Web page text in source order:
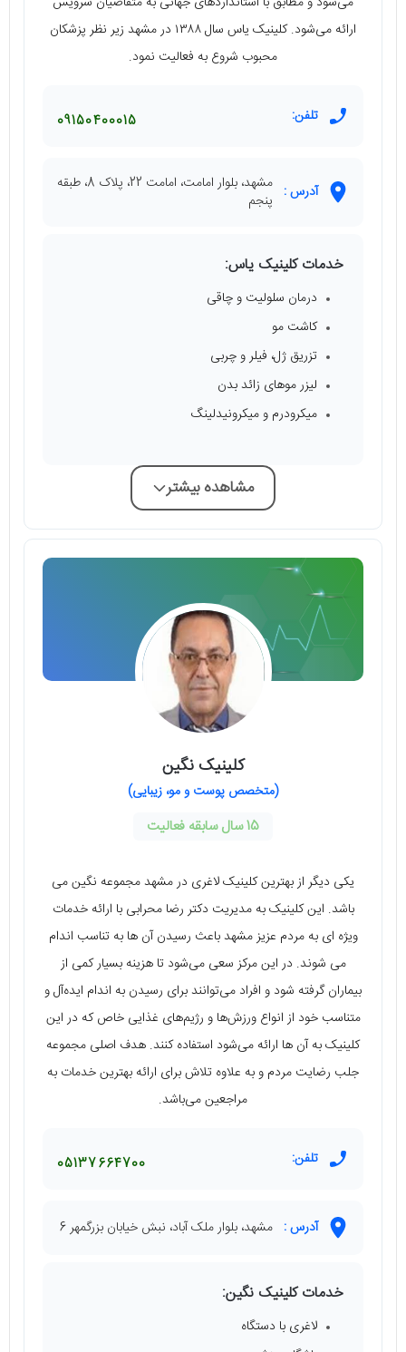
ارائه می‌شود. کلینیک یاس سال ۱۳۸۸ در مشهد زیر نظر پزشکان
محبوب شروع به فعالیت نمود.
تلفن: 09150400015
آدرس :
مشهد، بلوار امامت، امامت 22، پلاک 8، طبقه
پنجم
خدمات کلینیک یاس:
درمان سلولیت و چاقی
کاشت مو
تزریق ژل، فیلر و چربی
لیزر مو‌های زائد بدن
میکرودرم و میکرونیدلینگ
مشاهده بیشتر
کلینیک نگین
(متخصص پوست و مو، زیبایی)
15 سال سابقه فعالیت
یکی دیگر از بهترین کلینیک لاغری در مشهد مجموعه نگین می
باشد. این کلینیک به مدیریت دکتر رضا محرابی با ارائه خدمات
ویژه ای به مردم عزیز مشهد باعث رسیدن آن ها به تناسب اندام
می شوند. در این مرکز سعی می‌شود تا هزینه بسیار کمی از
بیماران گرفته شود و افراد می‌توانند برای رسیدن به اندام ایده‌آل و
متناسب خود از انواع ورزش‌ها و رژیم‌های غذایی خاص که در این
کلینیک به آن ها ارائه می‌شود استفاده کنند. هدف اصلی مجموعه
جلب رضایت مردم و به علاوه تلاش برای ارائه بهترین خدمات به
مراجعین می‌باشد.
تلفن: 05137664700
آدرس : مشهد، بلوار ملک آباد، نبش خیابان بزرگمهر 6
خدمات کلینیک نگین:
لاغری با دستگاه